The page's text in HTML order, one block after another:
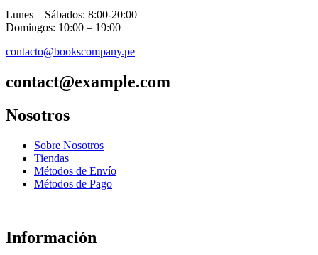
Lunes – Sábados: 8:00-20:00
Domingos: 10:00 – 19:00
contacto@bookscompany.pe
contact@example.com
Nosotros
Sobre Nosotros
Tiendas
Métodos de Envío
Métodos de Pago
Información